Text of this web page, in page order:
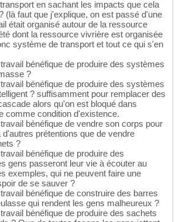
en sachant les impacts que cela
(là faut que j'explique, on est passé d'une
était organisé autour de la ressource
dont la ressource vivrière est organisée
système de transport et tout ce qui s'en
bénéfique de produire des systèmes
?
bénéfique de produire des systèmes
? suffisamment pour remplacer des
alors qu'on est bloqué dans
comme condition d'existence.
bénéfique de vendre son corps pour
d'autres prétentions que de vendre
?
bénéfique de produire des
gens passeront leur vie à écouter au
exemples, qui ne peuvent faire une
de se sauver ?
bénéfique de construire des barres
qui rendent les gens malheureux ?
bénéfique de produire des sachets